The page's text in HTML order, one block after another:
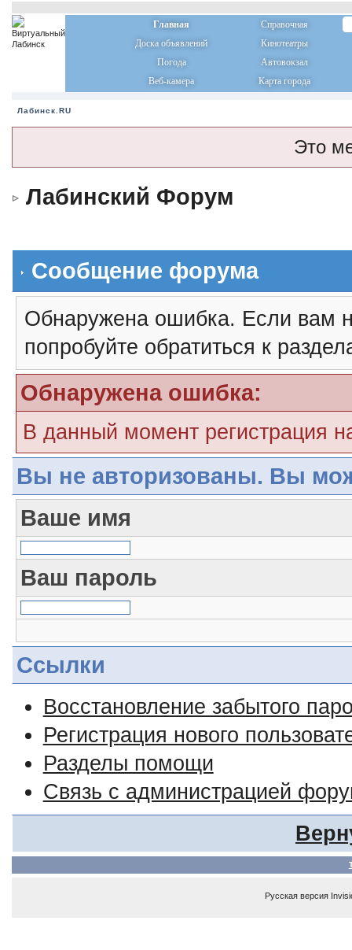
Главная
Справочная
Доска объявлений
Кинотеатры
Погода
Автовокзал
Веб-камера
Карта города
Лабинск.RU
Это
Лабинский Форум
Сообщение форума
Обнаружена ошибка. Если вам
попробуйте обратиться к
Обнаружена ошибка:
В данный момент регистрация
Вы не авторизованы. Вы
Ваше имя
Ваш пароль
Ссылки
Восстановление забытого
Регистрация нового
Разделы помощи
Связь с администрацией
Русская версия